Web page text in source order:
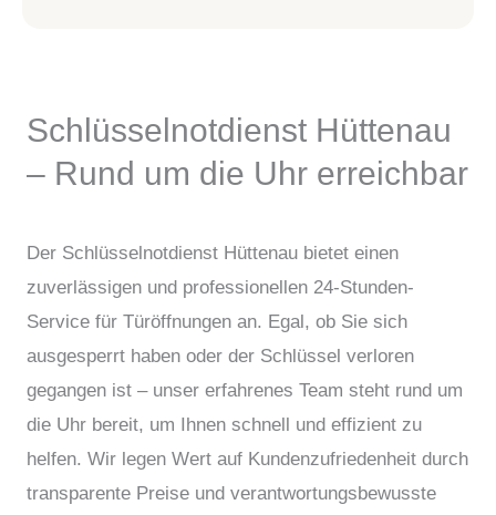
Schlüsselnotdienst Hüttenau
– Rund um die Uhr erreichbar
Der Schlüsselnotdienst Hüttenau bietet einen
zuverlässigen und professionellen 24-Stunden-
Service für Türöffnungen an. Egal, ob Sie sich
ausgesperrt haben oder der Schlüssel verloren
gegangen ist – unser erfahrenes Team steht rund um
die Uhr bereit, um Ihnen schnell und effizient zu
helfen. Wir legen Wert auf Kundenzufriedenheit durch
transparente Preise und verantwortungsbewusste